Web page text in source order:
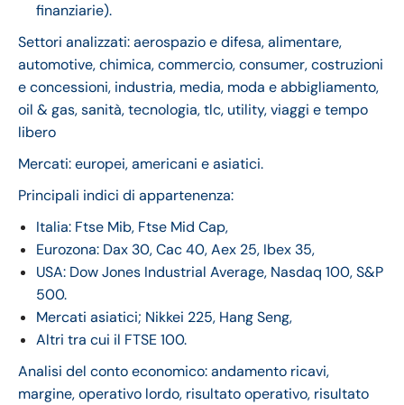
finanziarie).
Settori analizzati: aerospazio e difesa, alimentare,
automotive, chimica, commercio, consumer, costruzioni
e concessioni, industria, media, moda e abbigliamento,
oil & gas, sanità, tecnologia, tlc, utility, viaggi e tempo
libero
Mercati: europei, americani e asiatici.
Principali indici di appartenenza:
Italia: Ftse Mib, Ftse Mid Cap,
Eurozona: Dax 30, Cac 40, Aex 25, Ibex 35,
USA: Dow Jones Industrial Average, Nasdaq 100, S&P
500.
Mercati asiatici; Nikkei 225, Hang Seng,
Altri tra cui il FTSE 100.
Analisi del conto economico: andamento ricavi,
margine, operativo lordo, risultato operativo, risultato